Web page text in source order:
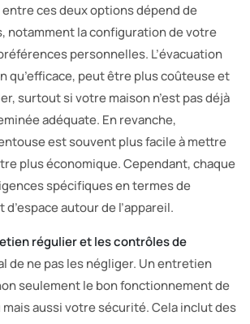
ces deux options dépend de
notamment la configuration de votre
personnelles. L’évacuation
qu’efficace, peut être plus coûteuse et
surtout si votre maison n’est pas déjà
adéquate. En revanche,
est souvent plus facile à mettre
plus économique. Cependant, chaque
spécifiques en termes de
autour de l’appareil.
régulier et les contrôles de
de ne pas les négliger. Un entretien
seulement le bon fonctionnement de
aussi votre sécurité. Cela inclut des